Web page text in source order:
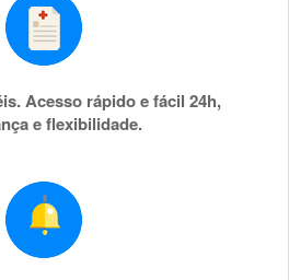
Acesso rápido e fácil 24h,
e flexibilidade.